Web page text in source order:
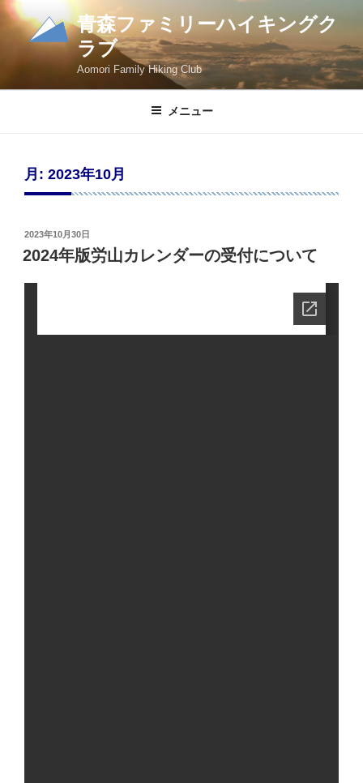
コ
ツ
青森ファミリーハイキングク
ラブ
Aomori Family Hiking Club
メニュー
月: 2023年10月
投
稿
日:
2023年10月30日
2024年版労山カレンダーの受付について